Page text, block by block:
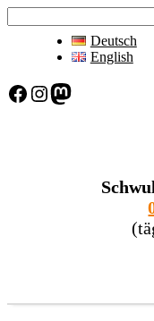
Deutsch
English
Facebook Instagram Mastodon